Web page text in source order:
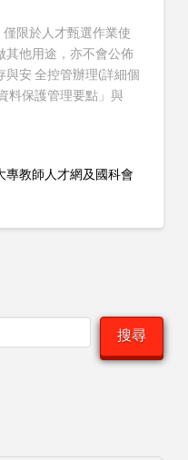
限於人才甄選作業使
其他用途，亦不會公佈
安 全控管辦理(詳細個
料保護管理要點」與
教師人才網及國科會
搜尋